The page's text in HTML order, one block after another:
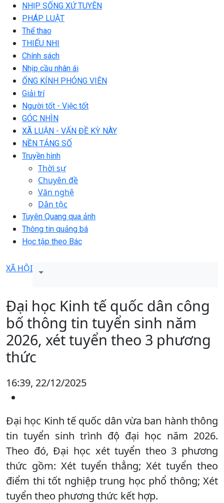
NHỊP SỐNG XỨ TUYÊN
PHÁP LUẬT
Thể thao
THIẾU NHI
Chính sách
Nhịp cầu nhân ái
ỐNG KÍNH PHÓNG VIÊN
Giải trí
Người tốt - Việc tốt
GÓC NHÌN
XÃ LUẬN - VẤN ĐỀ KỲ NÀY
NỀN TẢNG SỐ
Truyền hình
Thời sự
Chuyên đề
Văn nghệ
Dân tộc
Tuyên Quang qua ảnh
Thông tin quảng bá
Học tập theo Bác
XÃ HỘI
Đại học Kinh tế quốc dân công
bố thông tin tuyển sinh năm
2026, xét tuyển theo 3 phương
thức
16:39, 22/12/2025
Đại học Kinh tế quốc dân vừa ban hành thông
tin tuyển sinh trình độ đại học năm 2026.
Theo đó, Đại học xét tuyển theo 3 phương
thức gồm: Xét tuyển thẳng; Xét tuyển theo
điểm thi tốt nghiệp trung học phổ thông; Xét
tuyển theo phương thức kết hợp.